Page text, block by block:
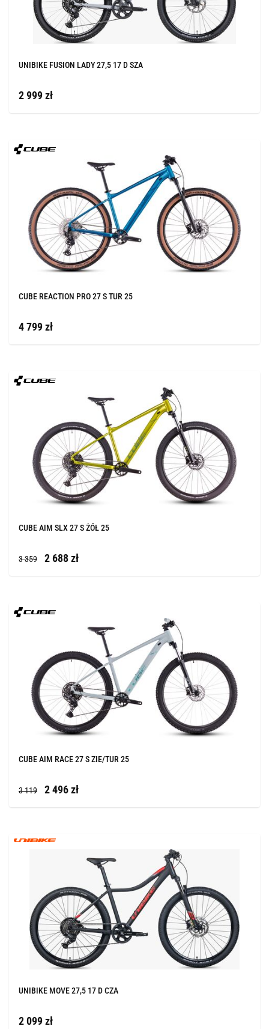
UNIBIKE FUSION LADY 27,5 17 D SZA
2 999 zł
CUBE REACTION PRO 27 S TUR 25
4 799 zł
CUBE AIM SLX 27 S ŻÓŁ 25
3 359 2 688 zł
CUBE AIM RACE 27 S ZIE/TUR 25
3 119 2 496 zł
UNIBIKE MOVE 27,5 17 D CZA
2 099 zł